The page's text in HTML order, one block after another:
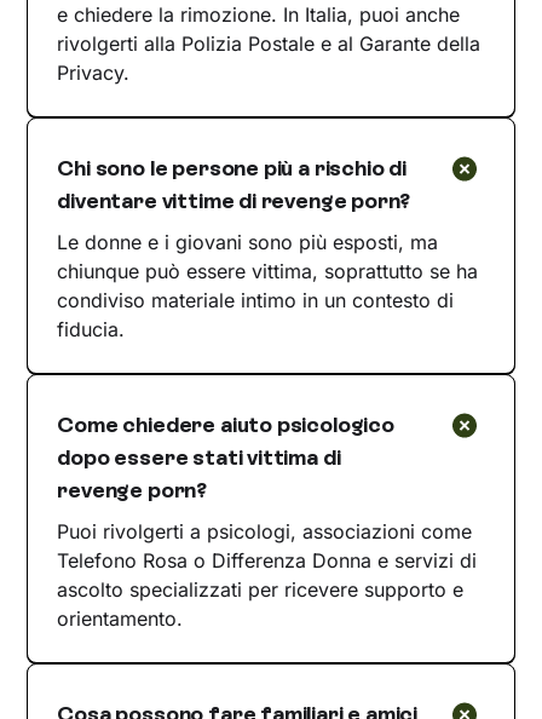
e chiedere la rimozione. In Italia, puoi anche
rivolgerti alla Polizia Postale e al Garante della
Privacy.
Chi sono le persone più a rischio di
diventare vittime di revenge porn?
Le donne e i giovani sono più esposti, ma
chiunque può essere vittima, soprattutto se ha
condiviso materiale intimo in un contesto di
fiducia.
Come chiedere aiuto psicologico
dopo essere stati vittima di
revenge porn?
Puoi rivolgerti a psicologi, associazioni come
Telefono Rosa o Differenza Donna e servizi di
ascolto specializzati per ricevere supporto e
orientamento.